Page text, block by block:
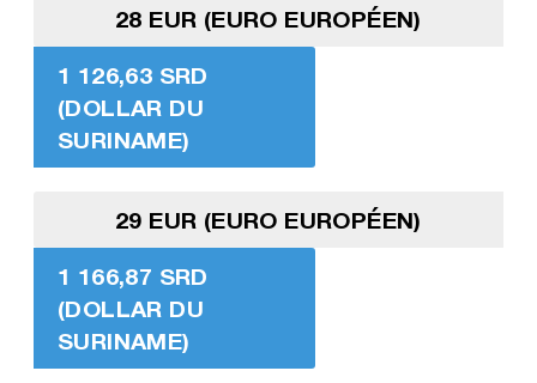
28 EUR (EURO EUROPÉEN)
1 126,63 SRD
(DOLLAR DU
SURINAME)
29 EUR (EURO EUROPÉEN)
1 166,87 SRD
(DOLLAR DU
SURINAME)